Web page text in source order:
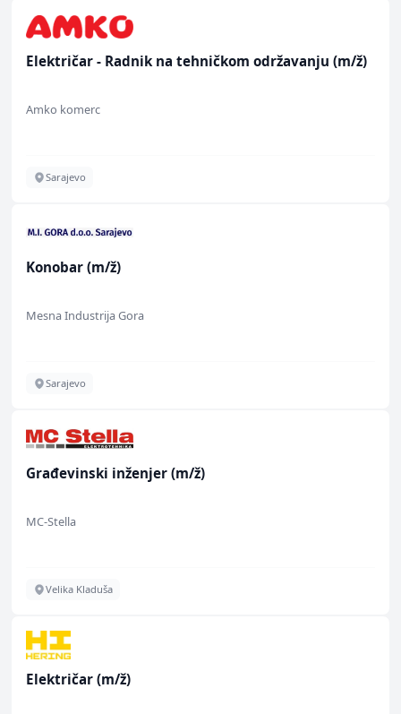
Električar - Radnik na tehničkom održavanju (m/ž)
Amko komerc
Sarajevo
Konobar (m/ž)
Mesna Industrija Gora
Sarajevo
Građevinski inženjer (m/ž)
MC-Stella
Velika Kladuša
Električar (m/ž)